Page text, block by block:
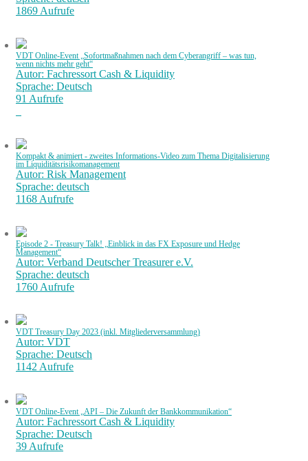
1869 Aufrufe
VDT Online-Event „Sofortmaßnahmen nach dem Cyberangriff – was tun,
wenn nichts mehr geht“
Autor: Fachressort Cash & Liquidity
Sprache: Deutsch
91 Aufrufe
Kompakt & animiert - zweites Informations-Video zum Thema Digitalisierung
im Liquiditätsrisikomanagement
Autor: Risk Management
Sprache: deutsch
1168 Aufrufe
Episode 2 - Treasury Talk! „Einblick in das FX Exposure und Hedge
Management“
Autor: Verband Deutscher Treasurer e.V.
Sprache: deutsch
1760 Aufrufe
VDT Treasury Day 2023 (inkl. Mitgliederversammlung)
Autor: VDT
Sprache: Deutsch
1142 Aufrufe
VDT Online-Event „API – Die Zukunft der Bankkommunikation“
Autor: Fachressort Cash & Liquidity
Sprache: Deutsch
39 Aufrufe